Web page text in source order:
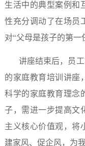
生活中的典型案例和
性充分调动了在场员
对“父母是孩子的第一
讲座结束后，员
的家庭教育培训讲座
科学的家庭教育理念
子，需进一步提高文
主义核心价值观，将
建家风、促企风，为